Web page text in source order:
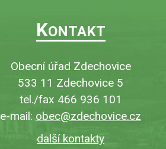
KONTAKT
Obecní úřad Zdechovice
533 11 Zdechovice 5
tel./fax 466 936 101
e-mail: obec@zdechovice.cz
další kontakty